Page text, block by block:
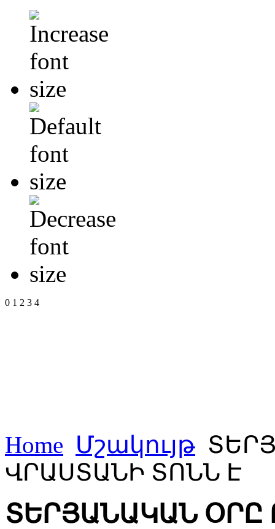
0 1 2 3 4
Home Մշակույթ
ՎՐԱՍՏԱՆԻ ՏՈՆՆ Է
ՏԵՐՅԱՆԱԿԱՆ ՕՐԸ